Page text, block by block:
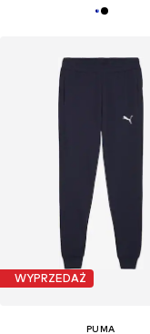
WYPRZEDAŻ
PUMA